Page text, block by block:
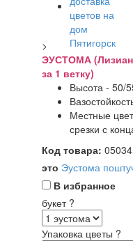
>
ЭУСТОМА
за 1 ветку)
Высота - 50/
Местные
срезки с
Код товара: 05034
это Эустома
В избранное
букет ?
Упаковка цветы ?